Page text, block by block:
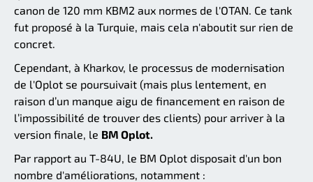
canon de 120 mm KBM2 aux normes de l'OTAN. Ce tank
fut proposé à la Turquie, mais cela n'aboutit sur rien de
concret.
Cependant, à Kharkov, le processus de modernisation
de l'Oplot se poursuivait (mais plus lentement, en
raison d’un manque aigu de financement en raison de
l’impossibilité de trouver des clients) pour arriver à la
version finale, le BM Oplot.
Par rapport au T-84U, le BM Oplot disposait d'un bon
nombre d'améliorations, notamment :